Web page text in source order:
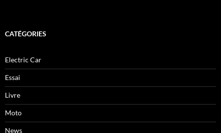
CATÉGORIES
Electric Car
Essai
Livre
Moto
News